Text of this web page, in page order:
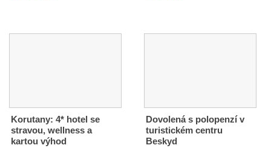
Korutany: 4* hotel se
stravou, wellness a
kartou výhod
Dovolená s polopenzí v
turistickém centru
Beskyd